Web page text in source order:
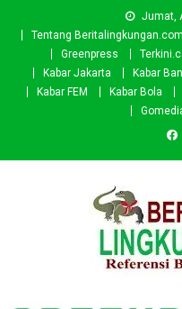
Jumat,
Tentang Beritalingkungan.com
Greenpress
Kabar Jakarta
Kabar
Kabar FEM
Kabar Bola